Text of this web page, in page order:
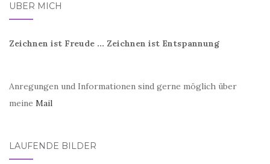
ÜBER MICH
Zeichnen ist Freude ... Zeichnen ist Entspannung
Anregungen und Informationen sind gerne möglich über
meine Mail
LAUFENDE BILDER